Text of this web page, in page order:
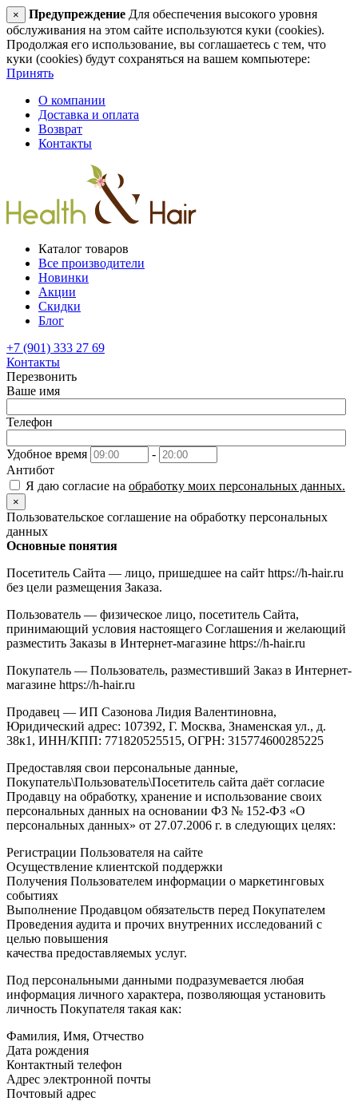
× Предупреждение Для обеспечения высокого уровня
обслуживания на этом сайте используются куки (cookies).
Продолжая его использование, вы соглашаетесь с тем, что
куки (cookies) будут сохраняться на вашем компьютере:
Принять
О компании
Доставка и оплата
Возврат
Контакты
Каталог товаров
Все производители
Новинки
Акции
Скидки
Блог
+7 (901) 333 27 69
Контакты
Перезвонить
Ваше имя
Телефон
Удобное время
-
Антибот
Я даю согласие на обработку моих персональных данных.
×
Пользовательское соглашение на обработку персональных
данных
Основные понятия
Посетитель Сайта — лицо, пришедшее на сайт https://h-hair.ru
без цели размещения Заказа.
Пользователь — физическое лицо, посетитель Сайта,
принимающий условия настоящего Соглашения и желающий
разместить Заказы в Интернет-магазине https://h-hair.ru
Покупатель — Пользователь, разместивший Заказ в Интернет-
магазине https://h-hair.ru
Продавец — ИП Сазонова Лидия Валентиновна,
Юридический адрес: 107392, Г. Москва, Знаменская ул., д.
38к1, ИНН/КПП: 771820525515, ОГРН: 315774600285225
Предоставляя свои персональные данные,
Покупатель\Пользователь\Посетитель сайта даёт согласие
Продавцу на обработку, хранение и использование своих
персональных данных на основании ФЗ № 152-ФЗ «О
персональных данных» от 27.07.2006 г. в следующих целях:
Регистрации Пользователя на сайте
Осуществление клиентской поддержки
Получения Пользователем информации о маркетинговых
событиях
Выполнение Продавцом обязательств перед Покупателем
Проведения аудита и прочих внутренних исследований с
целью повышения
качества предоставляемых услуг.
Под персональными данными подразумевается любая
информация личного характера, позволяющая установить
личность Покупателя такая как:
Фамилия, Имя, Отчество
Дата рождения
Контактный телефон
Адрес электронной почты
Почтовый адрес